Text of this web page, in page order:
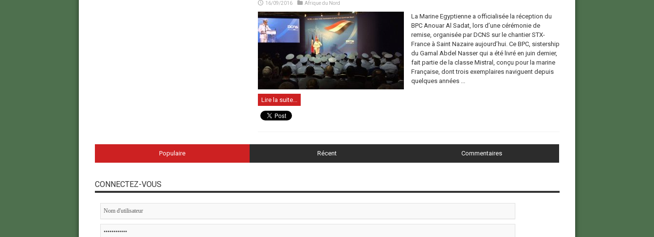
16/09/2016 Afrique du Nord
La Marine Egyptienne a officialisée la réception du
BPC Anouar Al Sadat, lors d’une cérémonie de
remise, organisée par DCNS sur le chantier STX-
France à Saint Nazaire aujourd’hui. Ce BPC, sistership
du Gamal Abdel Nasser qui a été livré en juin dernier,
fait partie de la classe Mistral, conçu pour la marine
Française, dont trois exemplaires naviguent depuis
quelques années ...
Lire la suite...
Populaire Récent Commentaires
CONNECTEZ-VOUS